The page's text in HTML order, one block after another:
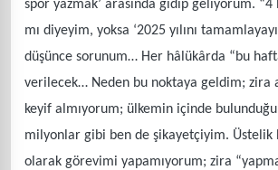
spor yazmak’ arasında gidip geliyorum. “4
mı diyeyim, yoksa ‘2025 yılını
düşünce sorunum… Her hâlükârda “bu
verilecek… Neden bu noktaya geldim; zira
keyif almıyorum; ülkemin içinde
milyonlar gibi ben de şikayetçiyim. Üstelik
olarak görevimi yapamıyorum; zira